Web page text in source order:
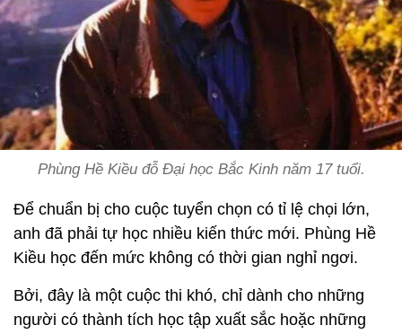
Phùng Hề Kiều đỗ Đại học Bắc Kinh năm 17 tuổi.
Để chuẩn bị cho cuộc tuyển chọn có tỉ lệ chọi lớn,
anh đã phải tự học nhiều kiến thức mới. Phùng Hề
Kiều học đến mức không có thời gian nghỉ ngơi.
Bởi, đây là một cuộc thi khó, chỉ dành cho những
người có thành tích học tập xuất sắc hoặc những